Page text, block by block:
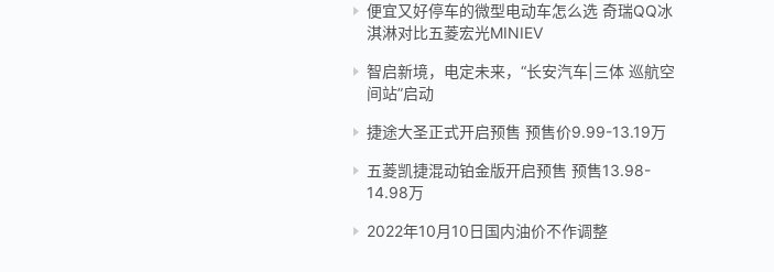
便宜又好停车的微型电动车怎么选 奇瑞QQ冰
淇淋对比五菱宏光MINIEV
智启新境，电定未来，“长安汽车|三体 巡航空
间站”启动
捷途大圣正式开启预售 预售价9.99-13.19万
五菱凯捷混动铂金版开启预售 预售13.98-
14.98万
2022年10月10日国内油价不作调整